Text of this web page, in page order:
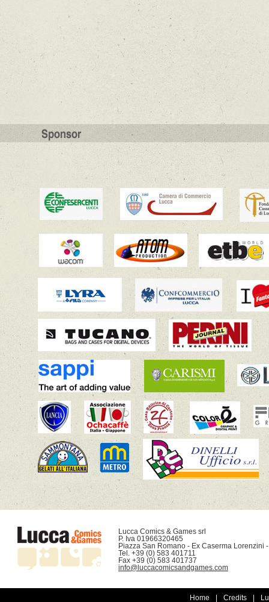
Lucca Comics & Games srl
P. Iva 01966320465
Piazza San Romano - Ex Caserma Lorenzini
Tel. +39 (0) 583 401711
info@luccacomicsandgames.com
Home Credits